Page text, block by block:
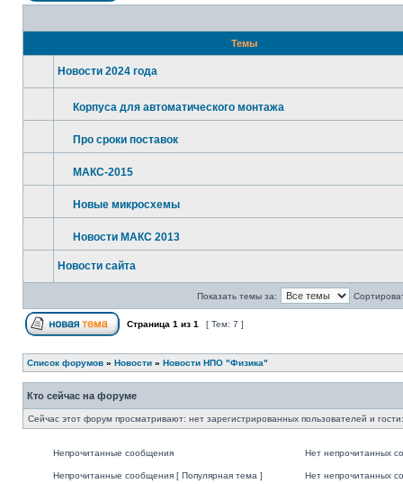
Темы
Новости 2024 года
Корпуса для автоматического монтажа
Про сроки поставок
МАКС-2015
Новые микросхемы
Новости МАКС 2013
Новости сайта
Показать темы за:
Страница 1 из 1 [ Тем: 7 ]
Список форумов » Новости » Новости НПО "Физика"
Кто сейчас на форуме
Сейчас этот форум просматривают: нет зарегистрированных пользователей и
Непрочитанные сообщения Нет непрочитанных
Непрочитанные сообщения [ Популярная тема ] Нет непрочитанных